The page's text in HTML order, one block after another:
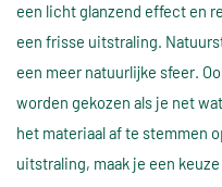
een licht glanzend effect en
een frisse uitstraling.
een meer natuurlijke sfeer.
worden gekozen als je net
het materiaal af te stemmen
uitstraling, maak je een